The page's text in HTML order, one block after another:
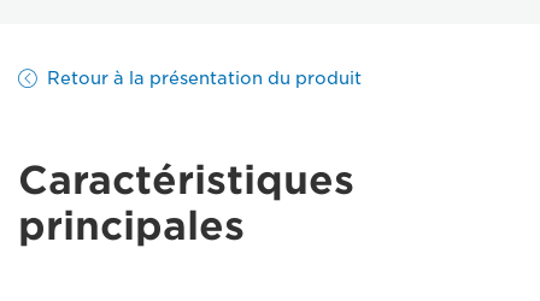
Retour à la présentation du produit
Caractéristiques
principales